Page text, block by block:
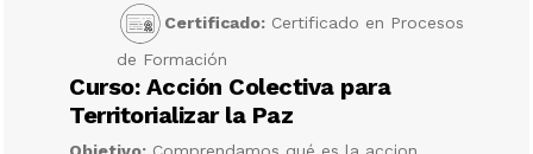
Certificado: Certificado en Procesos
de Formación
Curso: Acción Colectiva para
Territorializar la Paz